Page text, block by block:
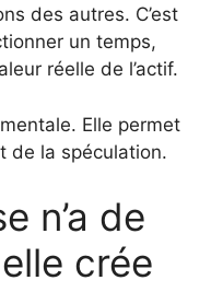
des autres. C’est
un temps,
réelle de l’actif.
Elle permet
de la spéculation.
n’a de
crée